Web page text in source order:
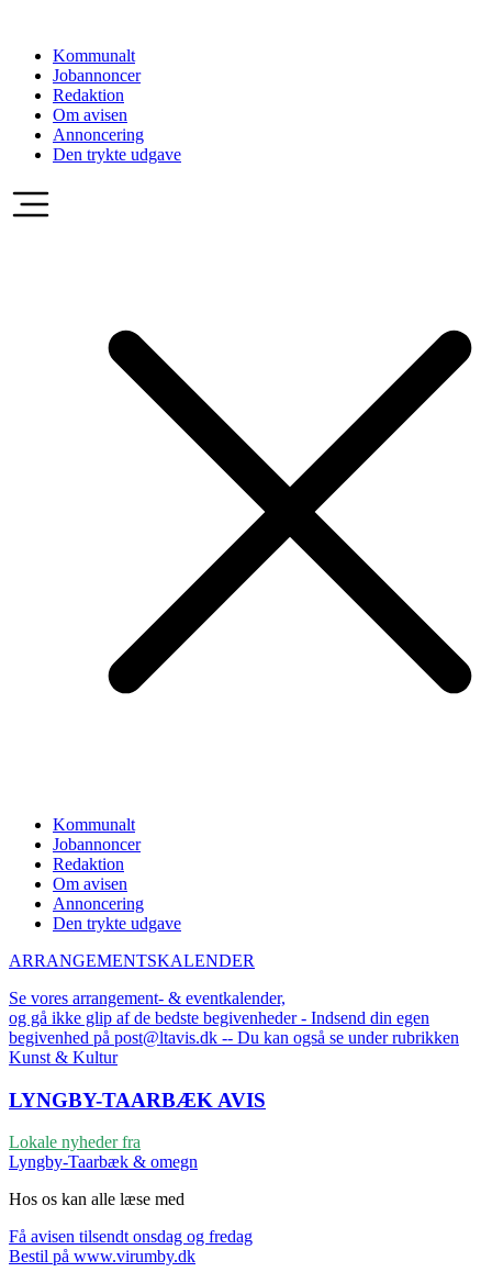
indholdKommunalt
Jobannoncer
Redaktion
Om avisen
Annoncering
Den trykte udgave
Kommunalt
Jobannoncer
Redaktion
Om avisen
Annoncering
Den trykte udgave
ARRANGEMENTSKALENDER
Se vores arrangement- & eventkalender,
og gå ikke glip af de bedste begivenheder - Indsend din egen
begivenhed på post@ltavis.dk -- Du kan også se under rubrikken
Kunst & Kultur
LYNGBY-TAARBÆK AVIS
Lokale nyheder fra
Lyngby-Taarbæk & omegn
Hos os kan alle læse med
Få avisen tilsendt onsdag og fredag
Bestil på www.virumby.dk